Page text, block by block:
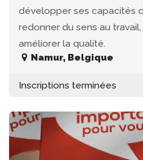
développer ses capacités
redonner du sens au
améliorer la qualité.
Namur, Belgique
Inscriptions terminées